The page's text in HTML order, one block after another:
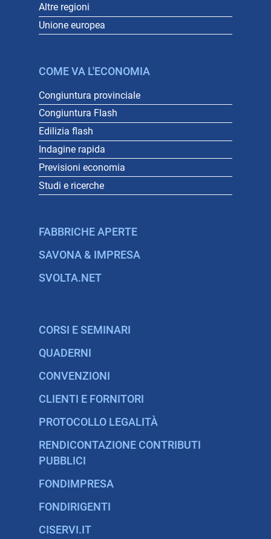
Altre regioni
Unione europea
COME VA L'ECONOMIA
Congiuntura provinciale
Congiuntura Flash
Edilizia flash
Indagine rapida
Previsioni economia
Studi e ricerche
FABBRICHE APERTE
SAVONA & IMPRESA
SVOLTA.NET
CORSI E SEMINARI
QUADERNI
CONVENZIONI
CLIENTI E FORNITORI
PROTOCOLLO LEGALITÀ
RENDICONTAZIONE CONTRIBUTI
PUBBLICI
FONDIMPRESA
FONDIRIGENTI
CISERVI.IT